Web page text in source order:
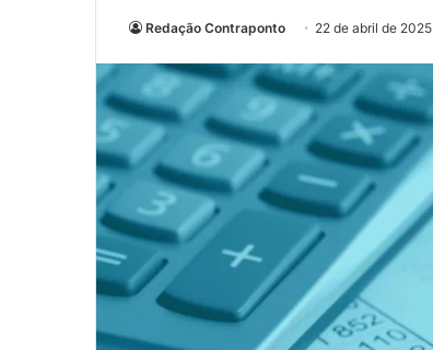
Redação Contraponto 22 de abril de 2025